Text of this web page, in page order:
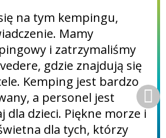
bardzo przyjaźni i
najlepsze
Belvedere) z
toalety, wiele
rozrywka, baseny,
Fasana zaledwie kilka
Zdecydowanie polecam